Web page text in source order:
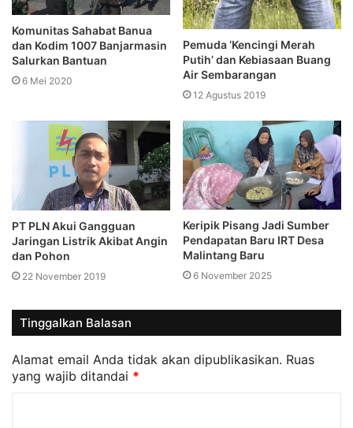
Komunitas Sahabat Banua
dan Kodim 1007 Banjarmasin
Salurkan Bantuan
6 Mei 2020
Pemuda ‘Kencingi Merah
Putih’ dan Kebiasaan Buang
Air Sembarangan
12 Agustus 2019
PT PLN Akui Gangguan
Jaringan Listrik Akibat Angin
dan Pohon
22 November 2019
Keripik Pisang Jadi Sumber
Pendapatan Baru IRT Desa
Malintang Baru
6 November 2025
Tinggalkan Balasan
Alamat email Anda tidak akan dipublikasikan. Ruas
yang wajib ditandai *